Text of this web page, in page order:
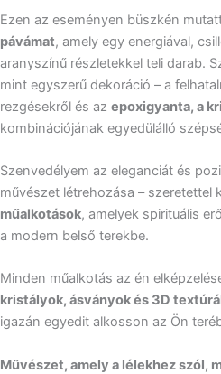
Ezen az eseményen büszkén
pávámat, amely egy energiával,
aranyszínű részletekkel teli darab.
mint egyszerű dekoráció – a
rezgésekről és az epoxigyanta, a
kombinációjának egyedülálló
Szenvedélyem az eleganciát és
művészet létrehozása – szeretettel
műalkotások, amelyek spirituális
a modern belső terekbe.
Minden műalkotás az én
kristályok, ásványok és 3D
igazán egyedit alkosson az Ön
Művészet, amely a lélekhez szól,